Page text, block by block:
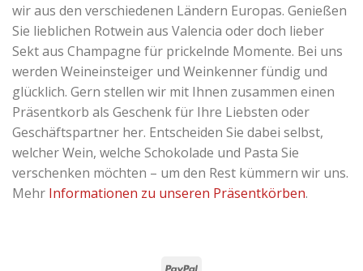
wir aus den verschiedenen Ländern Europas. Genießen
Sie lieblichen Rotwein aus Valencia oder doch lieber
Sekt aus Champagne für prickelnde Momente. Bei uns
werden Weineinsteiger und Weinkenner fündig und
glücklich. Gern stellen wir mit Ihnen zusammen einen
Präsentkorb als Geschenk für Ihre Liebsten oder
Geschäftspartner her. Entscheiden Sie dabei selbst,
welcher Wein, welche Schokolade und Pasta Sie
verschenken möchten – um den Rest kümmern wir uns.
Mehr Informationen zu unseren Präsentkörben.